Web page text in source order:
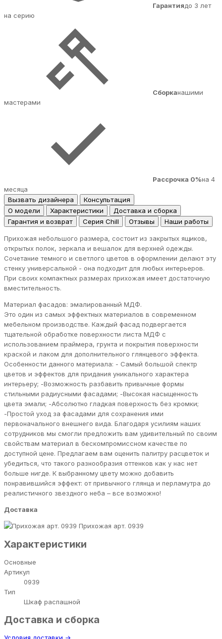
Гарантиядо 3 лет
на серию
Сборканашими
мастерами
Рассрочка 0%на 4
месяца
Вызвать дизайнера
Консультация
О модели
Характеристики
Доставка и сборка
Гарантия и возврат
Серия Chill Отзывы Наши работы
Прихожая небольшого размера, состоит из закрытых ящиков,
открытых полок, зеркала и вешалок для верхней одежды.
Сочетание темного и светлого цветов в оформлении делают эту
стенку универсальной - она подходит для любых интерьеров.
При своих компактных размерах прихожая имеет достаточную
вместительность.
Материал фасадов: эмалированный МДФ.
Это один из самых эффектных материалов в современном
мебельном производстве. Каждый фасад подвергается
тщательной обработке поверхности листа МДФ с
использованием праймера, грунта и покрытия поверхности
краской и лаком для дополнительного глянцевого эффекта.
Особенности данного материала: - Самый большой спектр
цветов и эффектов для придания уникального характера
интерьеру; -Возможность разбавить привычные формы
стильными радиусными фасадами; -Высокая насыщенность
цвета эмали; -Абсолютно гладкая поверхность без кромки;
-Простой уход за фасадами для сохранения ими
первоначального внешнего вида. Благодаря усилиям наших
сотрудников мы смогли предложить вам удивительный по своим
свойствам материал в бескомпромиссном качестве по
доступной цене. Предлагаем вам оценить палитру расцветок и
убедиться, что такого разнообразия оттенков как у нас нет
больше нигде. К выбранному цвету можно добавить
понравившийся эффект: от привычного глянца и перламутра до
реалистичного звездного неба – все возможно!
Доставка
Прихожая арт. 0939
Характеристики
Основные
Артикул
0939
Тип
Шкаф распашной
Доставка и сборка